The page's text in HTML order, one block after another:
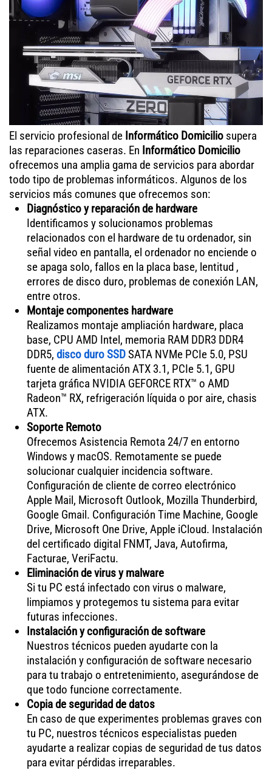
El servicio profesional de Informático Domicilio supera
las reparaciones caseras. En Informático Domicilio
ofrecemos una amplia gama de servicios para abordar
todo tipo de problemas informáticos. Algunos de los
servicios más comunes que ofrecemos son:
Diagnóstico y reparación de hardware
Identificamos y solucionamos problemas
relacionados con el hardware de tu ordenador, sin
señal video en pantalla, el ordenador no enciende o
se apaga solo, fallos en la placa base, lentitud ,
errores de disco duro, problemas de conexión LAN,
entre otros.
Montaje componentes hardware
Realizamos montaje ampliación hardware, placa
base, CPU AMD Intel, memoria RAM DDR3 DDR4
DDR5, disco duro SSDSATA NVMe PCIe 5.0, PSU
fuente de alimentación ATX 3.1, PCIe 5.1, GPU
tarjeta gráfica NVIDIA GEFORCE RTX™ o AMD
Radeon™ RX, refrigeración líquida o por aire, chasis
ATX.
Soporte Remoto
Ofrecemos Asistencia Remota 24/7 en entorno
Windows y macOS. Remotamente se puede
solucionar cualquier incidencia software.
Configuración de cliente de correo electrónico
Apple Mail, Microsoft Outlook, Mozilla Thunderbird,
Google Gmail. Configuración Time Machine, Google
Drive, Microsoft One Drive, Apple iCloud. Instalación
del certificado digital FNMT, Java, Autofirma,
Facturae, VeriFactu.
Eliminación de virus y malware
Si tu PC está infectado con virus o malware,
limpiamos y protegemos tu sistema para evitar
futuras infecciones.
Instalación y configuración de software
Nuestros técnicos pueden ayudarte con la
instalación y configuración de software necesario
para tu trabajo o entretenimiento, asegurándose de
que todo funcione correctamente.
Copia de seguridad de datos
En caso de que experimentes problemas graves con
tu PC, nuestros técnicos especialistas pueden
ayudarte a realizar copias de seguridad de tus datos
para evitar pérdidas irreparables.